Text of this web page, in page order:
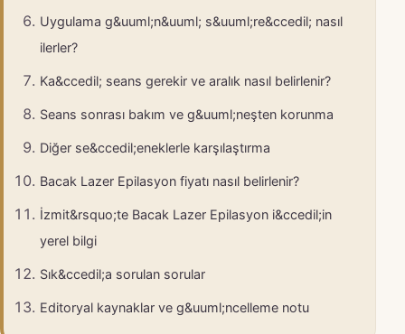
Uygulama g&uuml;n&uuml; s&uuml;re&ccedil; nasıl
ilerler?
Ka&ccedil; seans gerekir ve aralık nasıl belirlenir?
Seans sonrası bakım ve g&uuml;neşten korunma
Diğer se&ccedil;eneklerle karşılaştırma
Bacak Lazer Epilasyon fiyatı nasıl belirlenir?
İzmit&rsquo;te Bacak Lazer Epilasyon i&ccedil;in
yerel bilgi
Sık&ccedil;a sorulan sorular
Editoryal kaynaklar ve g&uuml;ncelleme notu